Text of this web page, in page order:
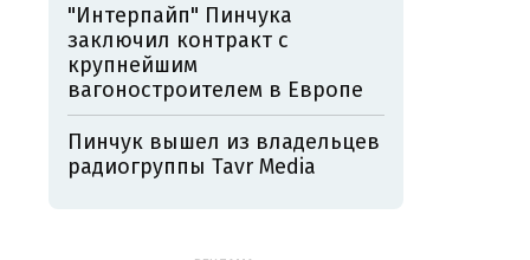
"Интерпайп" Пинчука
заключил контракт с
крупнейшим
вагоностроителем в Европе
Пинчук вышел из владельцев
радиогруппы Tavr Media